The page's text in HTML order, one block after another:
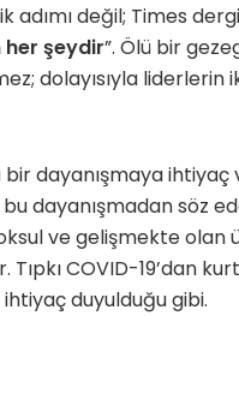
değil; Times
her şeydir”. Ölü bir
dolayısıyla liderlerin
bir dayanışmaya ihtiyaç
dayanışmadan söz
ve gelişmekte olan
COVID-19’dan
duyulduğu gibi.